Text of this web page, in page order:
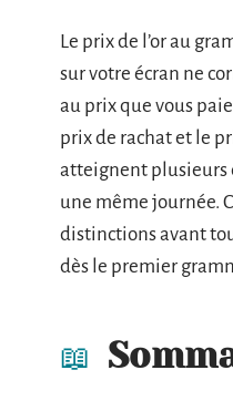
Le prix de l’or au
sur votre écran ne
au prix que vous
prix de rachat et le
atteignent plusieurs
une même journée.
distinctions avant
dès le premier